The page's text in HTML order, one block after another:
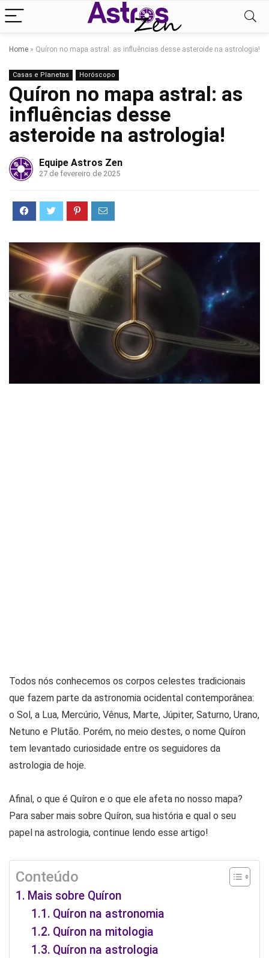
Home » Quíron no mapa astral: as influências desse asteroide na astrologia!
Casas e Planetas Horóscopo
Quíron no mapa astral: as
influências desse
asteroide na astrologia!
Equipe Astros Zen
27 de fevereiro de 2025
Todos nós conhecemos os corpos celestes tradicionais
que fazem parte da astronomia ocidental contemporânea:
o Sol, a Lua, Mercúrio, Vênus, Marte, Júpiter, Saturno, Urano,
Netuno e Plutão. Porém, no meio destes, o nome Quíron
tem levantado curiosidade entre os seguidores da
astrologia de hoje.
Afinal, o que é Quíron e o que ele afeta no nosso mapa?
Para saber mais sobre Quíron, sua história e qual o seu
papel na astrologia, continue lendo esse artigo!
Conteúdo
Mais sobre Quíron
Quíron na astronomia
Quíron na mitologia
Quíron na astrologia